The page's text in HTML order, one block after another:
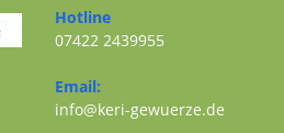
Hotline
07422 2439955
Email:
info@keri-gewuerze.de